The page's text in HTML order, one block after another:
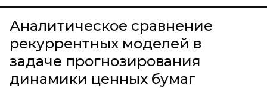
Аналитическое сравнение
рекуррентных моделей в
задаче прогнозирования
динамики ценных бумаг